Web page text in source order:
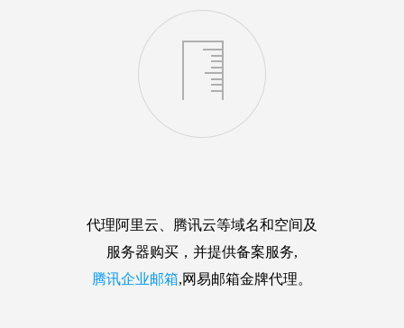
代理阿里云、腾讯云等域名和空间及
服务器购买，并提供备案服务,
腾讯企业邮箱,网易邮箱金牌代理。